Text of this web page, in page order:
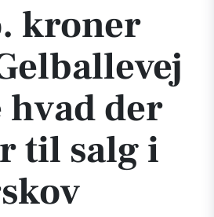
kroner
hvad der
til salg i